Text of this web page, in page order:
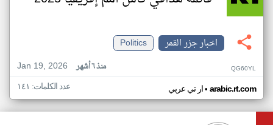
اخبار جزر القمر
Politics
Jan 19, 2026
منذ ٦ أشهر QG60YL
ار تي عربي• arabic.rt.com عدد الكلمات: ١٤١